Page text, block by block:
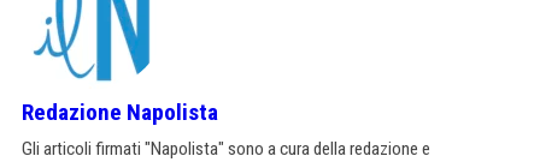
Redazione Napolista
Gli articoli firmati "Napolista" sono a cura della redazione e